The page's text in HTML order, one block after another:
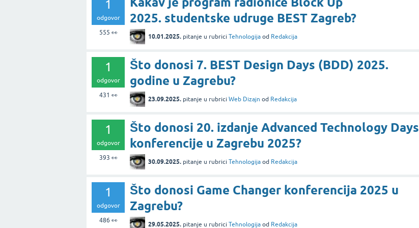
1
odgovor
555 👀
2025. studentske udruge BEST Zagreb?
10.01.2025. pitanje u rubrici Tehnologija od Redakcija
1
odgovor
431 👀
Što donosi 7. BEST Design Days (BDD) 2025.
godine u Zagrebu?
23.09.2025. pitanje u rubrici Web Dizajn od Redakcija
1
odgovor
393 👀
Što donosi 20. izdanje Advanced Technology Days
konferencije u Zagrebu 2025?
30.09.2025. pitanje u rubrici Tehnologija od Redakcija
1
odgovor
486 👀
Što donosi Game Changer konferencija 2025 u
Zagrebu?
29.05.2025. pitanje u rubrici Tehnologija od Redakcija